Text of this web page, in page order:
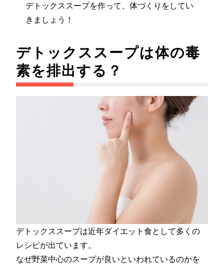
デトックススープを作って、体づくりをしてい
きましょう！
デトックススープは体の毒
素を排出する？
デトックススープは近年ダイエット食として多くの
レシピが出ています。
なぜ野菜中心のスープが良いといわれているのかを